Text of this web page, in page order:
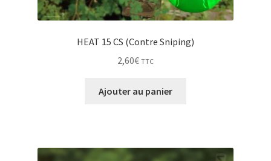
HEAT 15 CS (Contre Sniping)
2,60€ TTC
Ajouter au panier